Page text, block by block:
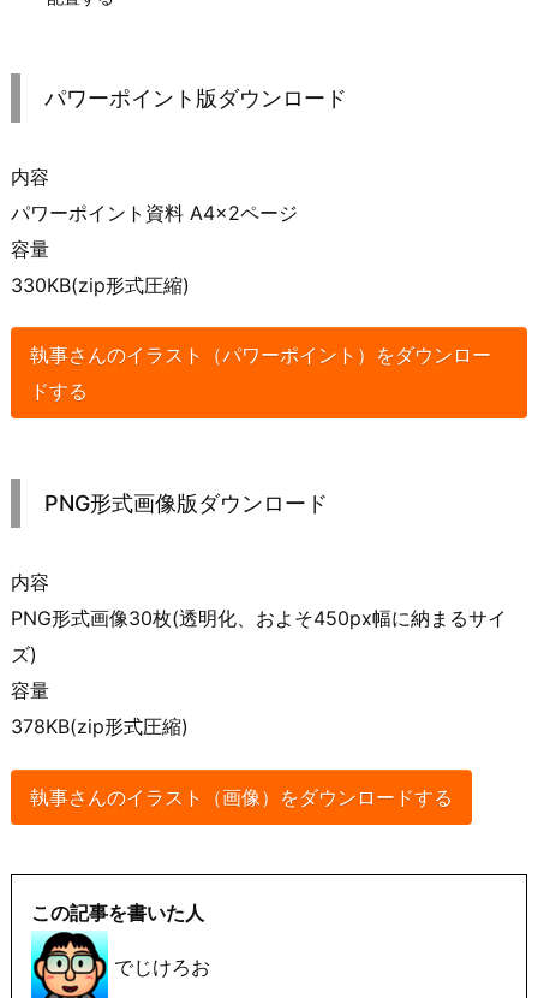
パワーポイント版ダウンロード
内容
パワーポイント資料 A4×2ページ
容量
330KB(zip形式圧縮)
執事さんのイラスト（パワーポイント）をダウンロー
ドする
PNG形式画像版ダウンロード
内容
PNG形式画像30枚(透明化、およそ450px幅に納まるサイ
ズ)
容量
378KB(zip形式圧縮)
執事さんのイラスト（画像）をダウンロードする
この記事を書いた人
でじけろお